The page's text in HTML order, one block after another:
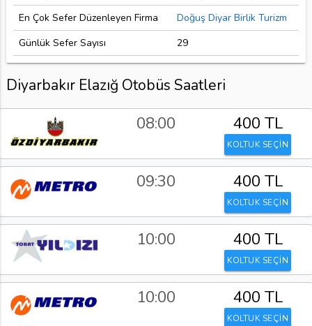
En Çok Sefer Düzenleyen Firma
Doğuş Diyar Birlik Turizm
Günlük Sefer Sayısı
29
Diyarbakır Elazığ Otobüs Saatleri
08:00 400 TL
KOLTUK SEÇİN
09:30 400 TL
KOLTUK SEÇİN
10:00 400 TL
KOLTUK SEÇİN
10:00 400 TL
KOLTUK SEÇİN